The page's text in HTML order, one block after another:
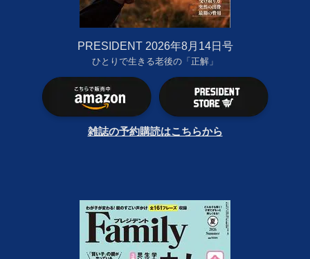
PRESIDENT 2026年8月14日号
ひとりで生きる老後の「正解」
雑誌の予約購読はこちらから